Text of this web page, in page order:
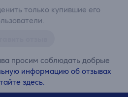
только купившие его
просим соблюдать добрые
информацию об отзывах
здесь.